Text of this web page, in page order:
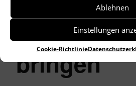
Ablehnen
Einstellungen
Cookie-Richtlinie
Auf die
bringen